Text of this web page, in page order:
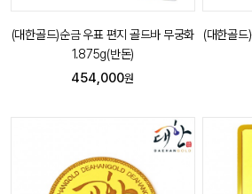
(대한골드)순금 우표 편지 골드바 무궁화
1.875g(반돈)
454,000원
(대한골드